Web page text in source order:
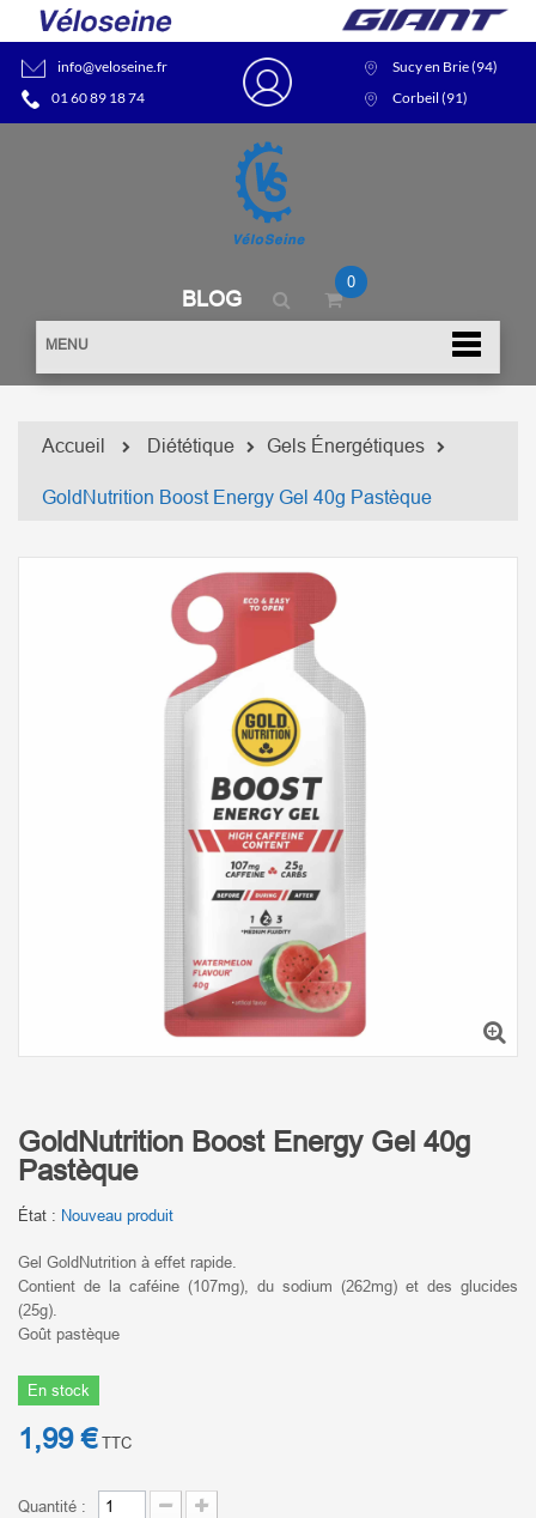
info@veloseine.fr
01 60 89 18 74
Sucy en Brie (94)
Corbeil (91)
BLOG
0
MENU
Accueil Diététique Gels Énergétiques
GoldNutrition Boost Energy Gel 40g Pastèque
GoldNutrition Boost Energy Gel 40g
Pastèque
État : Nouveau produit
Gel GoldNutrition à effet rapide.
Contient de la caféine (107mg), du sodium (262mg) et des glucides
(25g).
Goût pastèque
En stock
1,99 €TTC
Quantité :